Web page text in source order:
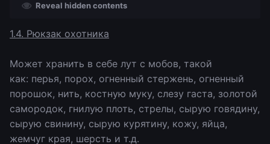
Reveal hidden contents
1.4. Рюкзак охотника
Может хранить в себе лут с мобов, такой
как: перья, порох, огненный стержень, огненный
порошок, нить, костную муку, слезу гаста, золотой
самородок, гнилую плоть, стрелы, сырую говядину,
сырую свинину, сырую курятину, кожу, яйца,
жемчуг края, шерсть и т.д.